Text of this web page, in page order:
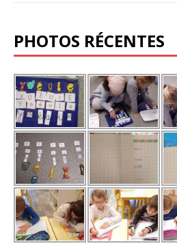
PHOTOS RÉCENTES